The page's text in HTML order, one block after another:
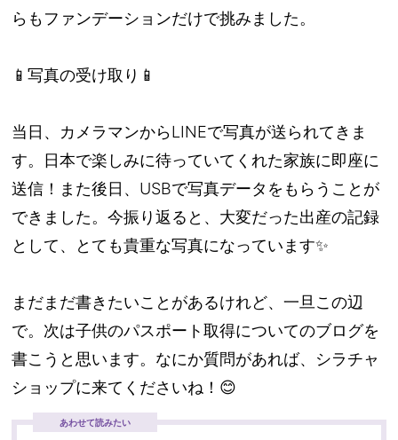
らもファンデーションだけで挑みました。
📱写真の受け取り📱
当日、カメラマンからLINEで写真が送られてきま
す。日本で楽しみに待っていてくれた家族に即座に
送信！また後日、USBで写真データをもらうことが
できました。今振り返ると、大変だった出産の記録
として、とても貴重な写真になっています✨
まだまだ書きたいことがあるけれど、一旦この辺
で。次は子供のパスポート取得についてのブログを
書こうと思います。なにか質問があれば、シラチャ
ショップに来てくださいね！😊
あわせて読みたい